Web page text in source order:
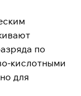
по
кислотными
для